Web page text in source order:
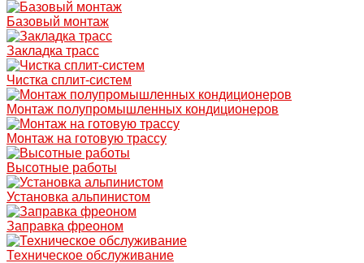
Базовый монтаж
Закладка трасс
Чистка сплит-систем
Монтаж полупромышленных кондиционеров
Монтаж на готовую трассу
Высотные работы
Установка альпинистом
Заправка фреоном
Техническое обслуживание